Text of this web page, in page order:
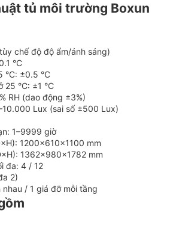
tủ môi trường Boxun
chế độ độ ẩm/ánh sáng)
°C
°C: ±0.5 °C
°C: ±1 °C
RH (dao động ±3%)
Lux (sai số ±500 Lux)
1–9999 giờ
1200×610×1100 mm
1362×980×1782 mm
đa: 4 / 12
2)
/ 1 giá đỡ mỗi tầng